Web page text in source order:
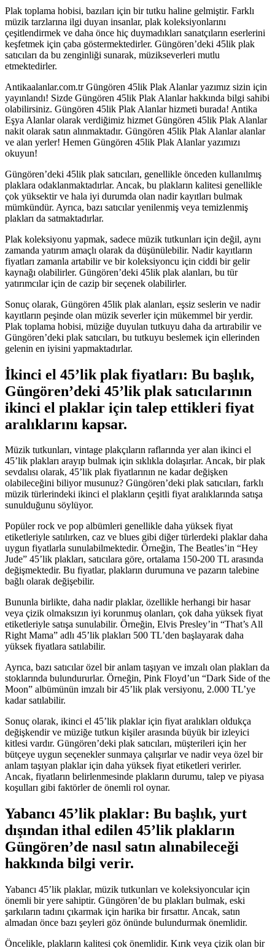
Plak toplama hobisi, bazıları için bir tutku haline gelmiştir. Farklı
müzik tarzlarına ilgi duyan insanlar, plak koleksiyonlarını
çeşitlendirmek ve daha önce hiç duymadıkları sanatçıların eserlerini
keşfetmek için çaba göstermektedirler. Güngören’deki 45lik plak
satıcıları da bu zenginliği sunarak, müzikseverleri mutlu
etmektedirler.
Antikaalanlar.com.tr Güngören 45lik Plak Alanlar yazımız sizin için
yayınlandı! Sizde Güngören 45lik Plak Alanlar hakkında bilgi sahibi
olabilirsiniz. Güngören 45lik Plak Alanlar hizmeti burada! Antika
Eşya Alanlar olarak verdiğimiz hizmet Güngören 45lik Plak Alanlar
nakit olarak satın alınmaktadır. Güngören 45lik Plak Alanlar alanlar
ve alan yerler! Hemen Güngören 45lik Plak Alanlar yazımızı
okuyun!
Güngören’deki 45lik plak satıcıları, genellikle önceden kullanılmış
plaklara odaklanmaktadırlar. Ancak, bu plakların kalitesi genellikle
çok yüksektir ve hala iyi durumda olan nadir kayıtları bulmak
mümkündür. Ayrıca, bazı satıcılar yenilenmiş veya temizlenmiş
plakları da satmaktadırlar.
Plak koleksiyonu yapmak, sadece müzik tutkunları için değil, aynı
zamanda yatırım amaçlı olarak da düşünülebilir. Nadir kayıtların
fiyatları zamanla artabilir ve bir koleksiyoncu için ciddi bir gelir
kaynağı olabilirler. Güngören’deki 45lik plak alanları, bu tür
yatırımcılar için de cazip bir seçenek olabilirler.
Sonuç olarak, Güngören 45lik plak alanları, eşsiz seslerin ve nadir
kayıtların peşinde olan müzik severler için mükemmel bir yerdir.
Plak toplama hobisi, müziğe duyulan tutkuyu daha da artırabilir ve
Güngören’deki plak satıcıları, bu tutkuyu beslemek için ellerinden
gelenin en iyisini yapmaktadırlar.
İkinci el 45’lik plak fiyatları: Bu başlık,
Güngören’deki 45’lik plak satıcılarının
ikinci el plaklar için talep ettikleri fiyat
aralıklarını kapsar.
Müzik tutkunları, vintage plakçıların raflarında yer alan ikinci el
45’lik plakları arayıp bulmak için sıklıkla dolaşırlar. Ancak, bir plak
sevdalısı olarak, 45’lik plak fiyatlarının ne kadar değişken
olabileceğini biliyor musunuz? Güngören’deki plak satıcıları, farklı
müzik türlerindeki ikinci el plakların çeşitli fiyat aralıklarında satışa
sunulduğunu söylüyor.
Popüler rock ve pop albümleri genellikle daha yüksek fiyat
etiketleriyle satılırken, caz ve blues gibi diğer türlerdeki plaklar daha
uygun fiyatlarla sunulabilmektedir. Örneğin, The Beatles’in “Hey
Jude” 45’lik plakları, satıcılara göre, ortalama 150-200 TL arasında
değişmektedir. Bu fiyatlar, plakların durumuna ve pazarın talebine
bağlı olarak değişebilir.
Bununla birlikte, daha nadir plaklar, özellikle herhangi bir hasar
veya çizik olmaksızın iyi korunmuş olanları, çok daha yüksek fiyat
etiketleriyle satışa sunulabilir. Örneğin, Elvis Presley’in “That’s All
Right Mama” adlı 45’lik plakları 500 TL’den başlayarak daha
yüksek fiyatlara satılabilir.
Ayrıca, bazı satıcılar özel bir anlam taşıyan ve imzalı olan plakları da
stoklarında bulundururlar. Örneğin, Pink Floyd’un “Dark Side of the
Moon” albümünün imzalı bir 45’lik plak versiyonu, 2.000 TL’ye
kadar satılabilir.
Sonuç olarak, ikinci el 45’lik plaklar için fiyat aralıkları oldukça
değişkendir ve müziğe tutkun kişiler arasında büyük bir izleyici
kitlesi vardır. Güngören’deki plak satıcıları, müşterileri için her
bütçeye uygun seçenekler sunmaya çalışırlar ve nadir veya özel bir
anlam taşıyan plaklar için daha yüksek fiyat etiketleri verirler.
Ancak, fiyatların belirlenmesinde plakların durumu, talep ve piyasa
koşulları gibi faktörler de önemli rol oynar.
Yabancı 45’lik plaklar: Bu başlık, yurt
dışından ithal edilen 45’lik plakların
Güngören’de nasıl satın alınabileceği
hakkında bilgi verir.
Yabancı 45’lik plaklar, müzik tutkunları ve koleksiyoncular için
önemli bir yere sahiptir. Güngören’de bu plakları bulmak, eski
şarkıların tadını çıkarmak için harika bir fırsattır. Ancak, satın
almadan önce bazı şeyleri göz önünde bulundurmak önemlidir.
Öncelikle, plakların kalitesi çok önemlidir. Kırık veya çizik olan bir